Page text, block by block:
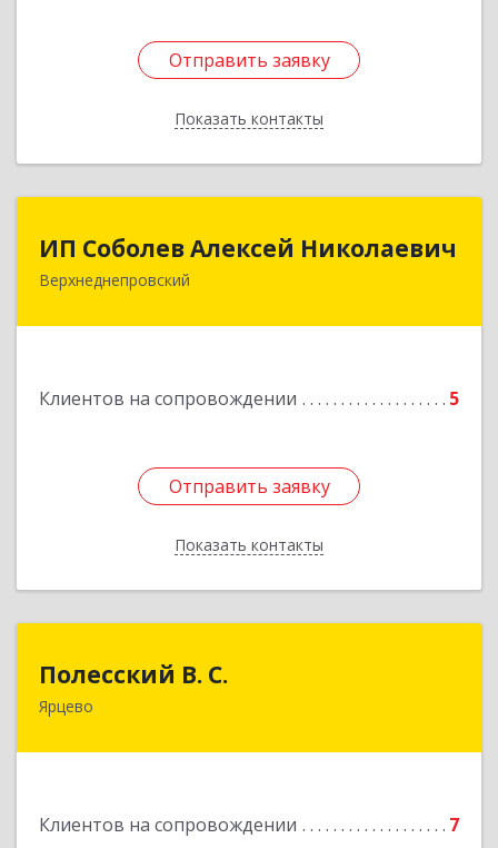
Отправить заявку
Показать контакты
Отправить заявку
Назад
ИП Соболев Алексей Николаевич
Верхнеднепровский
Клиентов на сопровождении 5
Отправить заявку
Показать контакты
ИП Соболев Алексей Николаевич
Отправить заявку
Назад
Полесский В. С.
Ярцево
Клиентов на сопровождении 7